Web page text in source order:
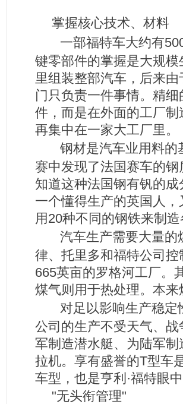
掌握核心技术、材料
一部福特车大约有
键零部件的掌握是大规
里组装整部汽车，后来
门只负责一件事情。精
件，而是在外面的工厂
再集中在一家大工厂里。
钢材是汽车业用料的
赛中发现了法国赛车的
知道这种法国钢有钒的
一个懂得生产的英国人
用20种不同的钢铁来制造
汽车生产需要大量的
律、托里多和福特公司
665英亩的罗格河工厂
煤气则用于热处理。本
对足以影响生产稳定
公司的生产不受天气、
军制造潜水艇、为陆军
拉机。享有盛誉的T型车
车型，也是亨利·福特眼
"无头衔管理"